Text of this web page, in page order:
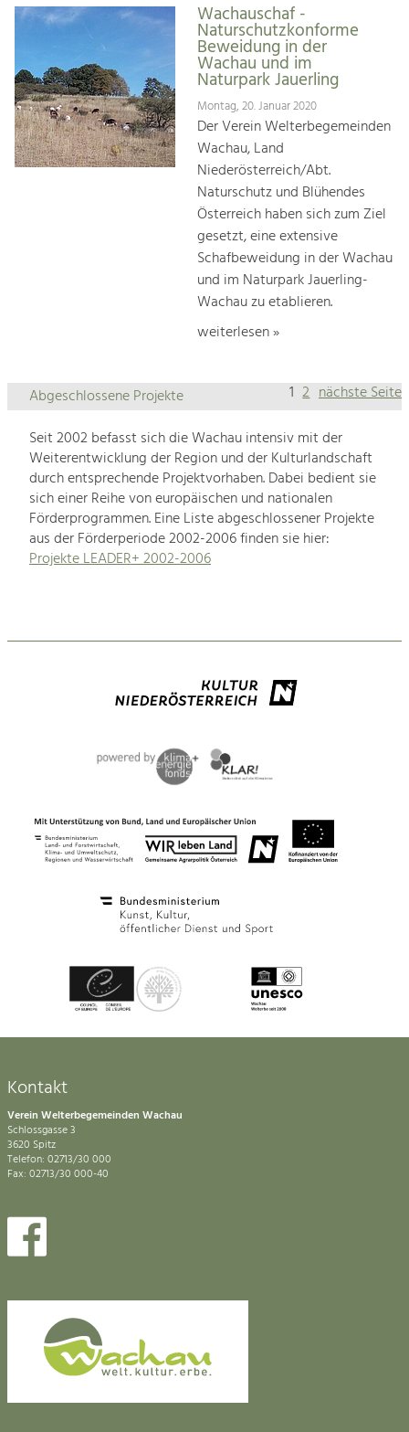
Wachauschaf -
Naturschutzkonforme
Beweidung in der
Wachau und im
Naturpark Jauerling
Montag, 20. Januar 2020
Der Verein Welterbegemeinden
Wachau, Land
Niederösterreich/Abt.
Naturschutz und Blühendes
Österreich haben sich zum Ziel
gesetzt, eine extensive
Schafbeweidung in der Wachau
und im Naturpark Jauerling-
Wachau zu etablieren.
weiterlesen »
1 2 nächste Seite
Abgeschlossene Projekte
Seit 2002 befasst sich die Wachau intensiv mit der
Weiterentwicklung der Region und der Kulturlandschaft
durch entsprechende Projektvorhaben. Dabei bedient sie
sich einer Reihe von europäischen und nationalen
Förderprogrammen. Eine Liste abgeschlossener Projekte
aus der Förderperiode 2002-2006 finden sie hier:
Projekte LEADER+ 2002-2006
Kontakt
Verein Welterbegemeinden Wachau
Schlossgasse 3
3620 Spitz
Telefon: 02713/30 000
Fax: 02713/30 000-40